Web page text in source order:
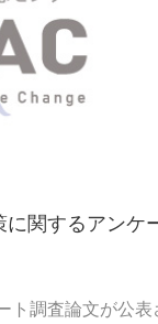
関するアンケ
ト調査論文が公